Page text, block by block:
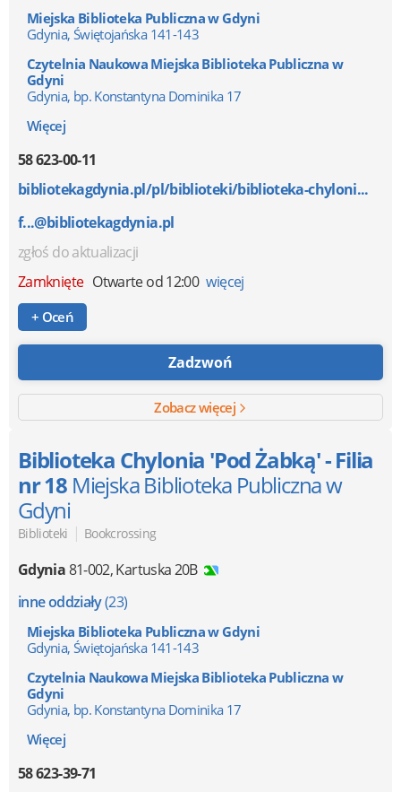
Miejska Biblioteka Publiczna w Gdyni
Gdynia, Świętojańska 141-143
Czytelnia Naukowa Miejska Biblioteka Publiczna w
Gdyni
Gdynia, bp. Konstantyna Dominika 17
Więcej
58 623-00-11
bibliotekagdynia.pl/pl/biblioteki/biblioteka-chyloni...
f...@bibliotekagdynia.pl
zgłoś do aktualizacji
Zamknięte Otwarte od 12:00 więcej
+ Oceń
Zadzwoń
Zobacz więcej
Biblioteka Chylonia 'Pod Żabką' - Filia
nr 18 Miejska Biblioteka Publiczna w
Gdyni
Biblioteki | Bookcrossing
Gdynia81-002,Kartuska 20B
inne oddziały(23)
Miejska Biblioteka Publiczna w Gdyni
Gdynia, Świętojańska 141-143
Czytelnia Naukowa Miejska Biblioteka Publiczna w
Gdyni
Gdynia, bp. Konstantyna Dominika 17
Więcej
58 623-39-71